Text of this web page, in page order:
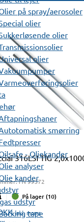
på spray/aerosoler
olier
olier
olier
smørring
- Oliekander
analyser
kander
udstyr
tape
316LSI TIG
FN 99372
På lager (10)
inkl. moms